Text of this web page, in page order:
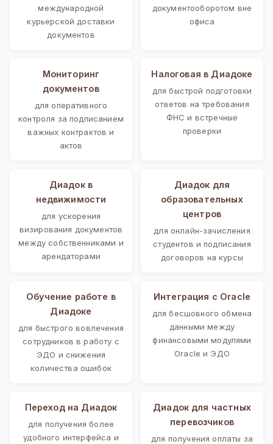
международной
курьерской доставки
документов
документооборотом вне
офиса
Мониторинг
документов
для оперативного
контроля за подписанием
важных контрактов и
актов
Налоговая в Диадоке
для быстрой подготовки
ответов на требования
ФНС и встречные
проверки
Диадок в
недвижимости
для ускорения
визирования документов
между собственниками и
арендаторами
Диадок для
образовательных
центров
для онлайн-зачисления
студентов и подписания
договоров на курсы
Обучение работе в
Диадоке
для быстрого вовлечения
сотрудников в работу с
ЭДО и снижения
количества ошибок
Интеграция с Oracle
для бесшовного обмена
данными между
финансовыми модулями
Oracle и ЭДО
Переход на Диадок
для получения более
удобного интерфейса и
Диадок для частных
перевозчиков
для получения оплаты за